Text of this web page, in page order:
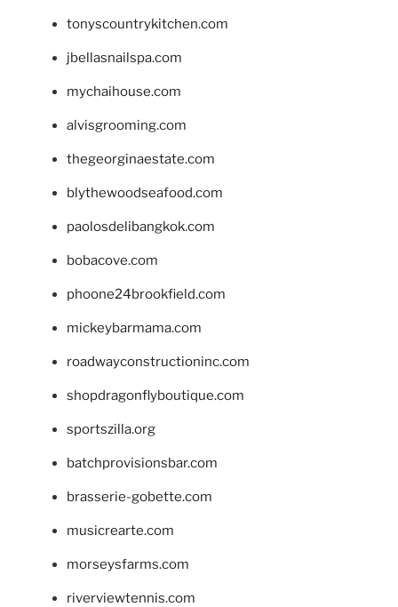
tonyscountrykitchen.com
jbellasnailspa.com
mychaihouse.com
alvisgrooming.com
thegeorginaestate.com
blythewoodseafood.com
paolosdelibangkok.com
bobacove.com
phoone24brookfield.com
mickeybarmama.com
roadwayconstructioninc.com
shopdragonflyboutique.com
sportszilla.org
batchprovisionsbar.com
brasserie-gobette.com
musicrearte.com
morseysfarms.com
riverviewtennis.com